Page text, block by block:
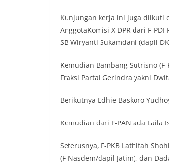
Kunjungan kerja ini juga diikuti
AnggotaKomisi X DPR dari F-
SB Wiryanti Sukamdani (dapil
Kemudian Bambang Sutrisno
Fraksi Partai Gerindra yakni
Berikutnya Edhie Baskoro
Kemudian dari F-PAN ada Laila
Seterusnya, F-PKB Lathifah
(F-Nasdem/dapil Jatim), dan